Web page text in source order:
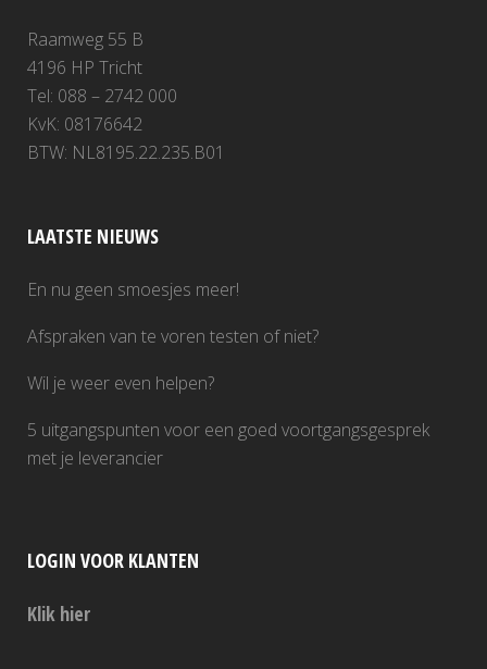
Raamweg 55 B
4196 HP Tricht
Tel: 088 – 2742 000
KvK: 08176642
BTW: NL8195.22.235.B01
LAATSTE NIEUWS
En nu geen smoesjes meer!
Afspraken van te voren testen of niet?
Wil je weer even helpen?
5 uitgangspunten voor een goed voortgangsgesprek
met je leverancier
LOGIN VOOR KLANTEN
Klik hier